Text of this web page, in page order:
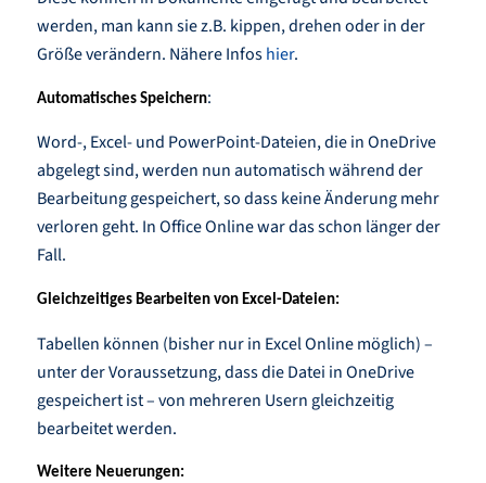
werden, man kann sie z.B. kippen, drehen oder in der
Größe verändern. Nähere Infoshier.
Automatisches Speichern:
Word-, Excel- und PowerPoint-Dateien, die in OneDrive
abgelegt sind, werden nun automatisch während der
Bearbeitung gespeichert, so dass keine Änderung mehr
verloren geht. In Office Online war das schon länger der
Fall.
Gleichzeitiges Bearbeiten von Excel-Dateien:
Tabellen können (bisher nur in Excel Online möglich) –
unter der Voraussetzung, dass die Datei in OneDrive
gespeichert ist – von mehreren Usern gleichzeitig
bearbeitet werden.
Weitere Neuerungen: